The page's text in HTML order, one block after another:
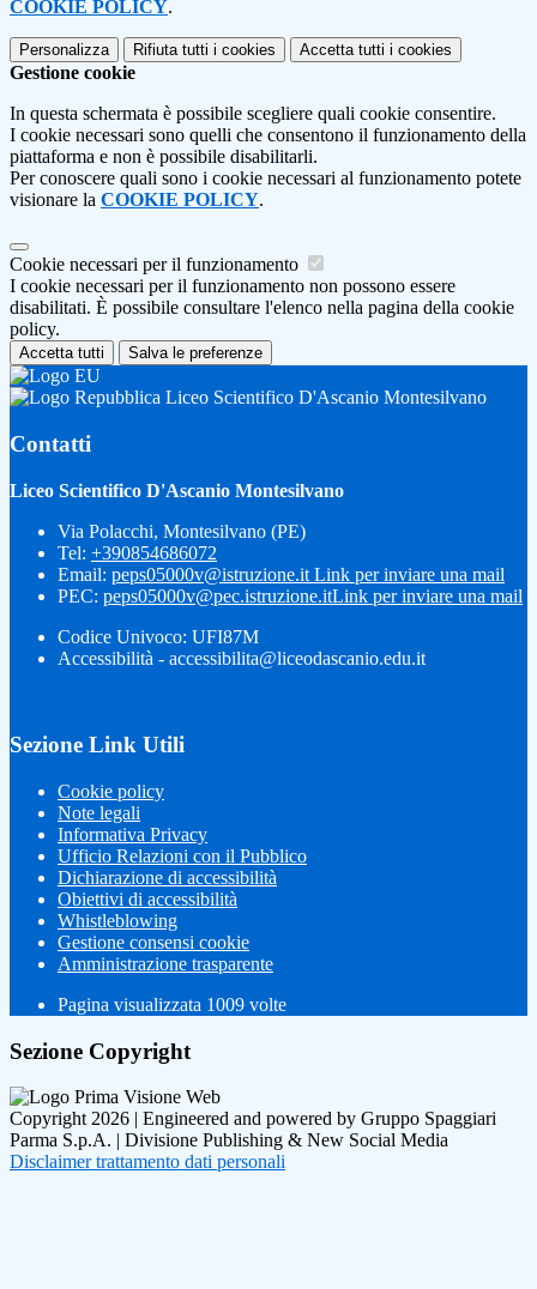
COOKIE POLICY.
Personalizza Rifiuta tutti i cookies Accetta tutti i cookies
Gestione cookie
In questa schermata è possibile scegliere quali cookie consentire.
I cookie necessari sono quelli che consentono il funzionamento della
piattaforma e non è possibile disabilitarli.
Per conoscere quali sono i cookie necessari al funzionamento potete
visionare la COOKIE POLICY.
Cookie necessari per il funzionamento
I cookie necessari per il funzionamento non possono essere
disabilitati. È possibile consultare l'elenco nella pagina della cookie
policy.
Accetta tutti Salva le preferenze
Liceo Scientifico D'Ascanio Montesilvano
Contatti
Liceo Scientifico D'Ascanio Montesilvano
Via Polacchi, Montesilvano (PE)
Tel: +390854686072
Email: peps05000v@istruzione.it Link per inviare una mail
PEC: peps05000v@pec.istruzione.itLink per inviare una mail
Codice Univoco: UFI87M
Accessibilità - accessibilita@liceodascanio.edu.it
Sezione Link Utili
Cookie policy
Note legali
Informativa Privacy
Ufficio Relazioni con il Pubblico
Dichiarazione di accessibilità
Obiettivi di accessibilità
Whistleblowing
Gestione consensi cookie
Amministrazione trasparente
Pagina visualizzata 1009 volte
Sezione Copyright
Copyright 2026 | Engineered and powered by Gruppo Spaggiari
Parma S.p.A. | Divisione Publishing & New Social Media
Disclaimer trattamento dati personali